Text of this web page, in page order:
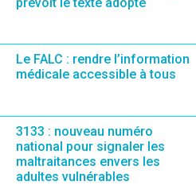
Le FALC : rendre l’information
médicale accessible à tous
3133 : nouveau numéro
national pour signaler les
maltraitances envers les
adultes vulnérables